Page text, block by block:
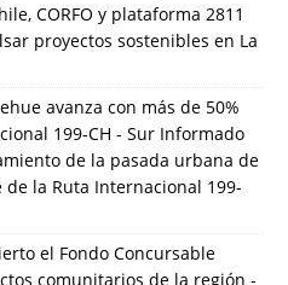
CORFO y plataforma 2811
proyectos sostenibles en La
avanza con más de 50%
199-CH - Sur Informado
de la pasada urbana de
la Ruta Internacional 199-
el Fondo Concursable
comunitarios de la región -